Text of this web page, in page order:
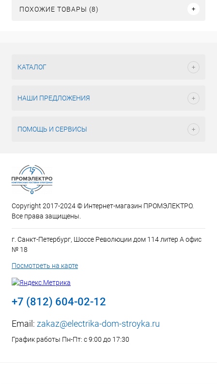
ПОХОЖИЕ ТОВАРЫ (8)
КАТАЛОГ
НАШИ ПРЕДЛОЖЕНИЯ
ПОМОЩЬ И СЕРВИСЫ
Copyright 2017-2024 © Интернет-магазин ПРОМЭЛЕКТРО.
Все права защищены.
г. Санкт-Петербург, Шоссе Революции дом 114 литер А офис
№ 18
Посмотреть на карте
+7 (812) 604-02-12
Email: zakaz@electrika-dom-stroyka.ru
График работы Пн-Пт: с 9:00 до 17:30